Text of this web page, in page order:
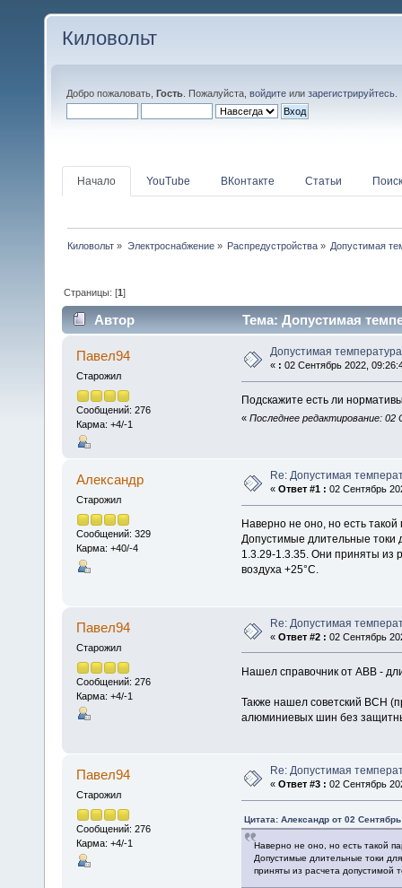
Киловольт
Добро пожаловать, Гость . Пожалуйста, войдите или зарегистрируйтесь
Начало YouTube ВКонтакте Статьи Поиск
Киловольт » Электроснабжение» Распредустройства» Допустимая
Страницы: [1]
Автор Тема: Допустимая
Павел94
Старожил
Сообщений: 276
Карма: +4/-1
Допустимая
« : 02 Сентябрь 2022,
Подскажите есть ли
« Последнее редактирование:
Алексaндр
Старожил
Сообщений: 329
Карма: +40/-4
Re: Допустимая
« Ответ #1 : 02 Сентябрь
Наверно не оно, но есть
Допустимые длительные токи
1.3.29-1.3.35. Они приняты из
воздуха +25°С.
Павел94
Старожил
Сообщений: 276
Карма: +4/-1
Re: Допустимая
« Ответ #2 : 02 Сентябрь
Нашел справочник от ABB -
Также нашел советский ВСН
алюминиевых шин без
Павел94
Старожил
Сообщений: 276
Карма: +4/-1
Re: Допустимая
« Ответ #3 : 02 Сентябрь
Цитата: Алексaндр от 02
Наверно не оно, но есть такой
Допустимые длительные токи
приняты из расчета допустимой